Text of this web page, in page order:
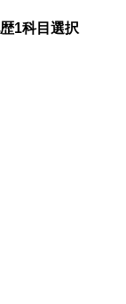
1科目選択